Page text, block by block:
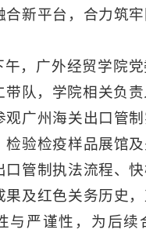
合新平台，合力筑
午，广外经贸学院党
带队，学院相关负
观广州海关出口管
检验检疫样品展馆
口管制执法流程、
果及红色关务历史
与严谨性，为后续